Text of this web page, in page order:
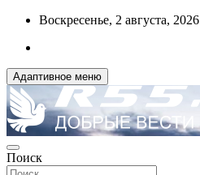
Перейти
содержимому
Воскресенье, 2 августа, 2026
Адаптивное меню
R55.RU
ДОБРЫЕ ВЕСТИ ИЗ ОМСКА
Поиск